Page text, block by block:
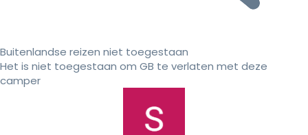
Buitenlandse reizen niet toegestaan
Het is niet toegestaan om GB te verlaten met deze
camper